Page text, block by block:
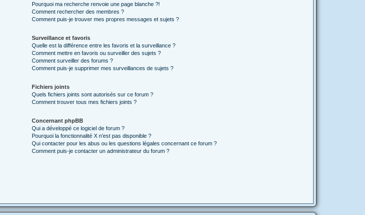
Pourquoi ma recherche renvoie une page blanche ?!
Comment rechercher des membres ?
Comment puis-je trouver mes propres messages et sujets ?
Surveillance et favoris
Quelle est la différence entre les favoris et la surveillance ?
Comment mettre en favoris ou surveiller des sujets ?
Comment surveiller des forums ?
Comment puis-je supprimer mes surveillances de sujets ?
Fichiers joints
Quels fichiers joints sont autorisés sur ce forum ?
Comment trouver tous mes fichiers joints ?
Concernant phpBB
Qui a développé ce logiciel de forum ?
Pourquoi la fonctionnalité X n’est pas disponible ?
Qui contacter pour les abus ou les questions légales concernant ce forum ?
Comment puis-je contacter un administrateur du forum ?